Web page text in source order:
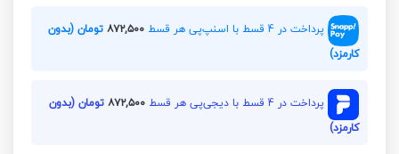
پرداخت در 4 قسط با اسنپ‌پی هر قسط ۸۷۲,۵۰۰تومان (بدون
کارمزد)
پرداخت در 4 قسط با دیجی‌پی هر قسط ۸۷۲,۵۰۰تومان (بدون
کارمزد)